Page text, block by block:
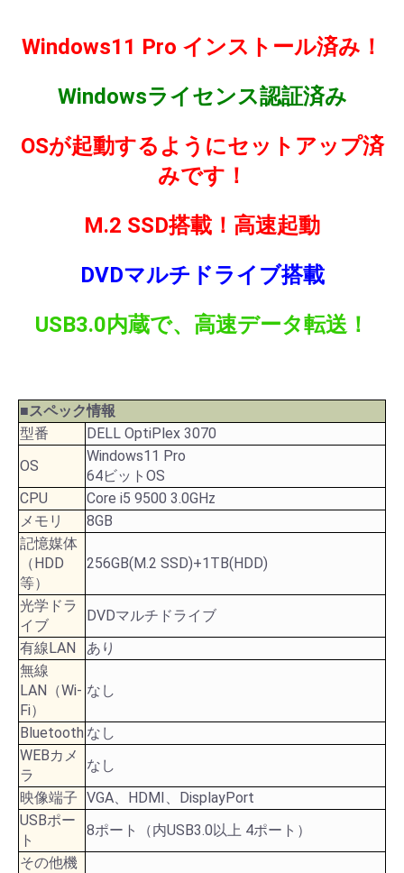
Windows11 Pro インストール済み！
Windowsライセンス認証済み
OSが起動するようにセットアップ済
みです！
M.2 SSD搭載！高速起動
DVDマルチドライブ搭載
USB3.0内蔵で、高速データ転送！
■スペック情報
型番
DELL OptiPlex 3070
OS
Windows11 Pro
64ビットOS
CPU
Core i5 9500 3.0GHz
メモリ
8GB
記憶媒体
（HDD
等）
256GB(M.2 SSD)+1TB(HDD)
光学ドラ
イブ
DVDマルチドライブ
有線LAN
あり
無線
LAN（Wi-
Fi）
なし
Bluetooth なし
WEBカメ
ラ
なし
映像端子 VGA、HDMI、DisplayPort
USBポー
ト
8ポート（内USB3.0以上 4ポート）
その他機